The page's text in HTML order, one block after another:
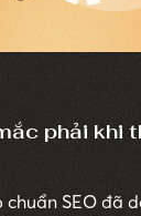
phải khi
SEO đã